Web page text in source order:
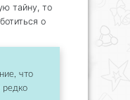
тайну, то
о
что
редко